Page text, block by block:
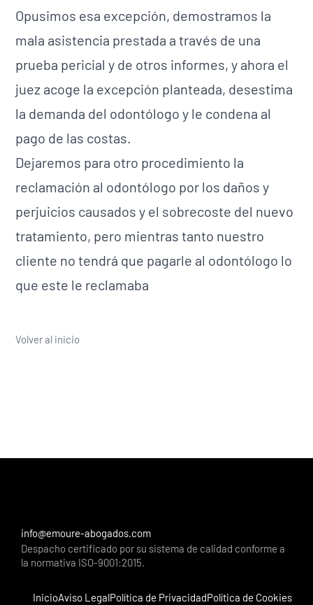
Opusimos esa excepción, demostramos la
mala asistencia prestada a través de una
prueba pericial y de otros informes, y ahora el
juez acoge la excepción planteada, desestima
la demanda del odontólogo y le condena al
pago de las costas.
Dejaremos para otro procedimiento la
reclamación al odontólogo por los daños y
perjuicios causados y el sobrecoste del nuevo
tratamiento, pero mientras tanto nuestro
cliente no tendrá que pagarle al odontólogo lo
que este le reclamaba
Volver al inicio
info@emoure-abogados.com
Despacho certificado por su sistema de calidad conforme a
la normativa ISO-9001:2015.
InicioAviso LegalPolítica de PrivacidadPolítica de Cookies